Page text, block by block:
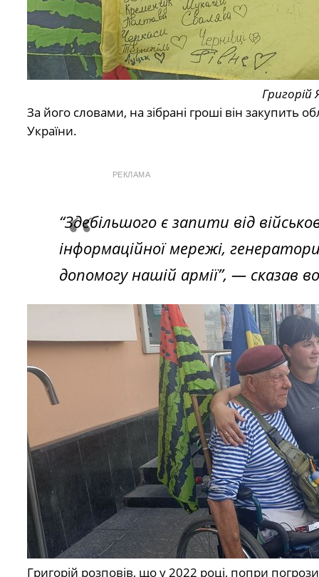
Григорій
За його словами, на зібрані гроші він закупить
України.
РЕКЛАМА
“Здебільшого є запити від
інформаційної мережі,
допомогу нашій армії”, — сказав
Григорій розповів, що у 2022 році, попри